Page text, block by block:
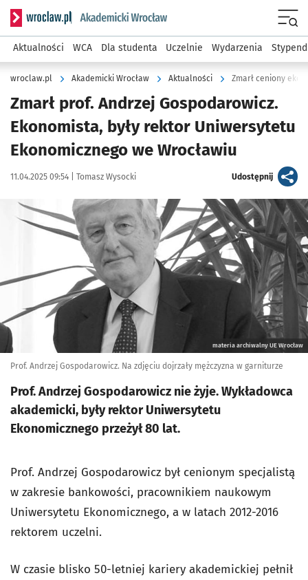
Serwis informacyjny wroclaw.pl podserwis: Akademicki
Aktualności WCA Dla studenta Uczelnie Wydarzenia
wroclaw.pl Akademicki Wrocław Aktualności Zmarł ceniony
Zmarł prof. Andrzej Gospodarowicz.
Ekonomista, były rektor Uniwersytetu
Ekonomicznego we Wrocławiu
Data publikacji:
11.04.2025 09:54 | Autor:
Tomasz Wysocki Udostępnijartykuł
Kliknij, aby powiększyć
materia archiwalny UE Wrocław
Prof. Andrzej Gospodarowicz. Na zdjęciu dojrzały mężczyzna w garniturze
Prof. Andrzej Gospodarowicz nie żyje. Wykładowca
akademicki, były rektor Uniwersytetu
Ekonomicznego przeżył 80 lat.
Prof. Andrzej Gospodarowicz był cenionym specjalistą
w zakresie bankowości, pracownikiem naukowym
Uniwersytetu Ekonomicznego, a w latach 2012-2016
rektorem uczelni.
W czasie blisko 50-letniej kariery akademickiej pełnił